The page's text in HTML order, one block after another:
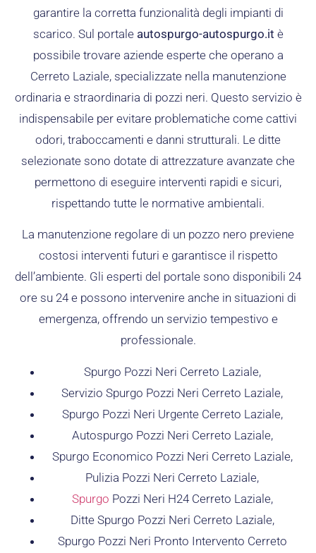
garantire la corretta funzionalità degli impianti di
scarico. Sul portale autospurgo-autospurgo.it è
possibile trovare aziende esperte che operano a
Cerreto Laziale, specializzate nella manutenzione
ordinaria e straordinaria di pozzi neri. Questo servizio è
indispensabile per evitare problematiche come cattivi
odori, traboccamenti e danni strutturali. Le ditte
selezionate sono dotate di attrezzature avanzate che
permettono di eseguire interventi rapidi e sicuri,
rispettando tutte le normative ambientali.
La manutenzione regolare di un pozzo nero previene
costosi interventi futuri e garantisce il rispetto
dell’ambiente. Gli esperti del portale sono disponibili 24
ore su 24 e possono intervenire anche in situazioni di
emergenza, offrendo un servizio tempestivo e
professionale.
Spurgo Pozzi Neri Cerreto Laziale,
Servizio Spurgo Pozzi Neri Cerreto Laziale,
Spurgo Pozzi Neri Urgente Cerreto Laziale,
Autospurgo Pozzi Neri Cerreto Laziale,
Spurgo Economico Pozzi Neri Cerreto Laziale,
Pulizia Pozzi Neri Cerreto Laziale,
Spurgo Pozzi Neri H24 Cerreto Laziale,
Ditte Spurgo Pozzi Neri Cerreto Laziale,
Spurgo Pozzi Neri Pronto Intervento Cerreto